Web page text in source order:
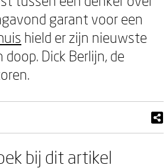
garant voor een
hield er zijn nieuwste
Dick Berlijn, de
bij dit artikel